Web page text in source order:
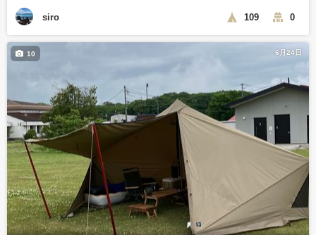
siro 109 0
6月24日
10